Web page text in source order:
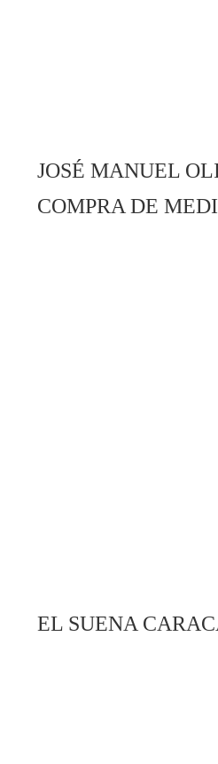
JOSÉ MANUEL
COMPRA DE
EL SUENA